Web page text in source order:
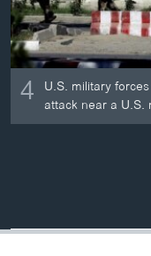
4 U.S. military
attack near a U.S.